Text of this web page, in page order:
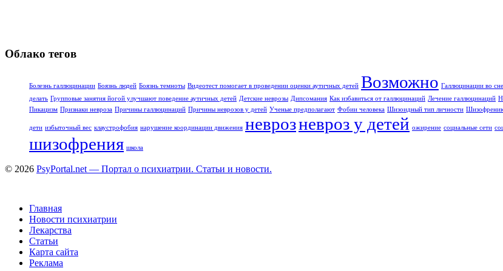
Облако тегов
Болезнь галлюцинации Боязнь людей Боязнь темноты Видеотест помогает в проведении оценки аутичных детей Возможно Галлюцинации во сне
делать Групповые занятия йогой улучшают поведение аутичных детей Детские неврозы Дипсомания Как избавиться от галлюцинаций Лечение галлюцинаций
Пикацизм Признаки невроза Причины галлюцинаций Причины неврозов у детей Ученые предполагают Фобии человека Шизоидный тип личности Шизофрению
дети избыточный вес клаустрофобия нарушение координации движения неврозневроз у детей ожирение социальные сети
шизофрения школа
© 2026 PsyPortal.net — Портал о психиатрии. Статьи и новости.
Главная
Новости психиатрии
Лекарства
Статьи
Карта сайта
Реклама